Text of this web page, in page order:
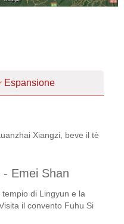
Espansione
Xiangzi, beve il tè
Emei Shan
di Lingyun e la
il convento Fuhu Si